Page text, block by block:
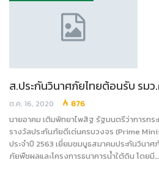
ส.ประกันวินาศภัยไทยต้อนรับ รมว
ต.ค. 16, 2020 876
นายอาคม เติมพิทยาไพสิฐ รัฐมนตรีว่าการกร
รางวัลประกันภัยดีเด่นครบวงจร (Prime
ประจำปี 2563 เยี่ยมชมบูธสมาคมประกันวินาศ
ภัยพืชผลและโครงการธนาคารน้ำใต้ดิน โดยมี…